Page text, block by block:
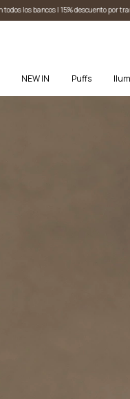
6 Cuotas sin interés con todos los
NEW IN Puffs